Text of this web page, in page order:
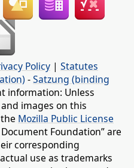
Policy | Statutes
-Satzung (binding
information: Unless
images on this
Mozilla Public License
Foundation” are
corresponding
use as trademarks